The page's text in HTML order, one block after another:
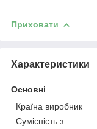
Приховати
Характеристики
Основні
Країна виробник
Сумісність з